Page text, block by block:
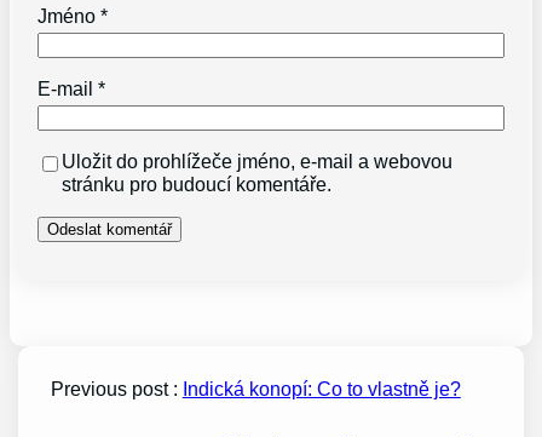
Jméno*
E-mail*
Uložit do prohlížeče jméno, e-mail a webovou
stránku pro budoucí komentáře.
Previous post : Indická konopí: Co to vlastně je?